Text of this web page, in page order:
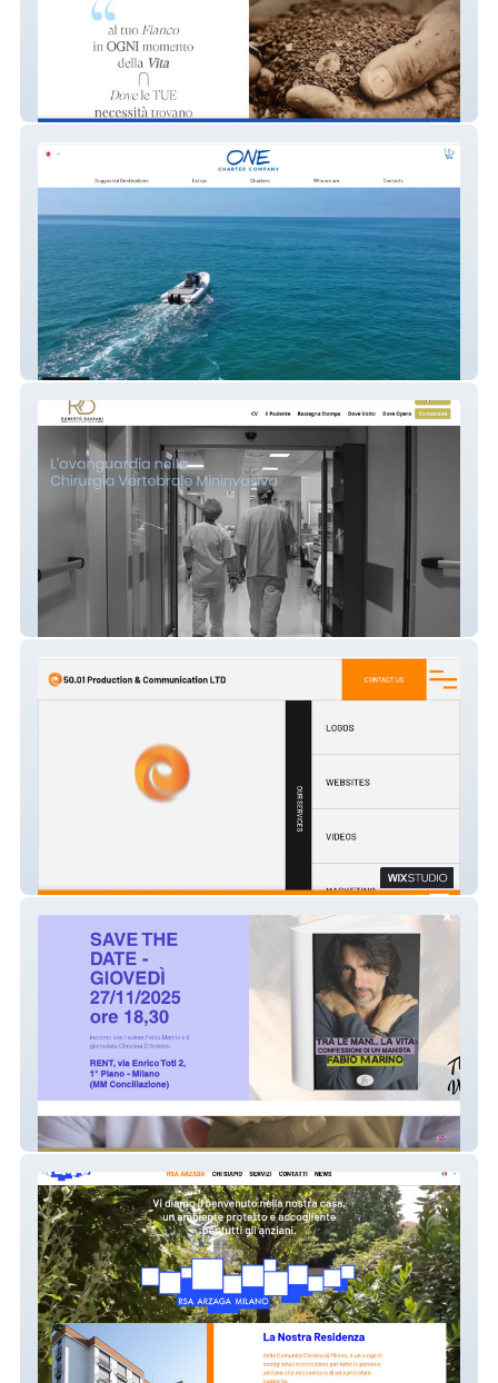
PortaleCEM
OCC
Dr. Roberto Bassani
Fabio Marino